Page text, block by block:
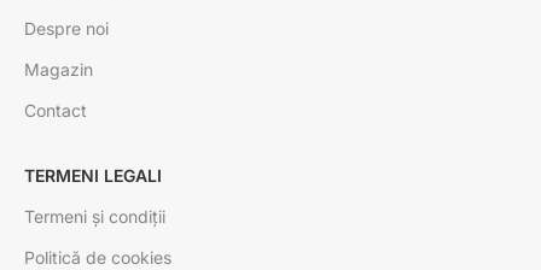
Despre noi
Magazin
Contact
TERMENI LEGALI
Termeni și condiții
Politică de cookies